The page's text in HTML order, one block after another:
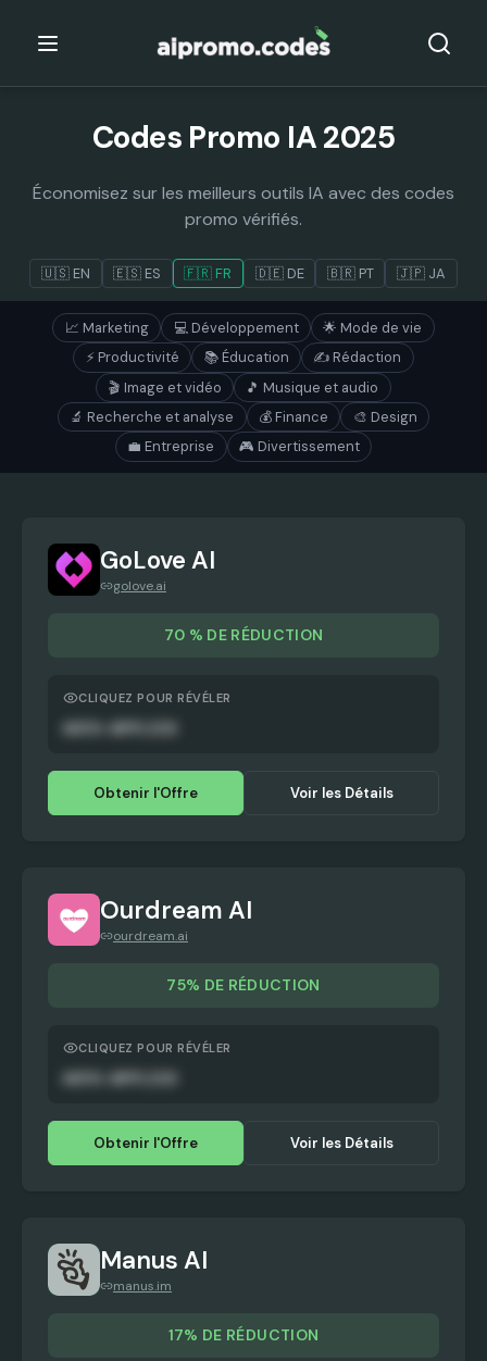
Codes Promo IA 2025
Économisez sur les meilleurs outils IA avec des codes
promo vérifiés.
🇺🇸 EN 🇪🇸 ES 🇫🇷 FR 🇩🇪 DE 🇧🇷 PT 🇯🇵 JA
📈 Marketing 💻 Développement 🌟 Mode de vie
⚡ Productivité 📚 Éducation ✍️ Rédaction
🎬 Image et vidéo 🎵 Musique et audio
🔬 Recherche et analyse 💰 Finance 🎨 Design
💼 Entreprise 🎮 Divertissement
GoLove AI
golove.ai
70 % DE RÉDUCTION
CLIQUEZ POUR RÉVÉLER
Obtenir l'Offre Voir les Détails
Ourdream AI
ourdream.ai
75% DE RÉDUCTION
CLIQUEZ POUR RÉVÉLER
Obtenir l'Offre Voir les Détails
Manus AI
manus.im
17% DE RÉDUCTION